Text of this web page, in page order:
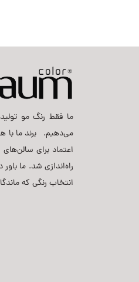
ما فقط رنگ مو تولید
می‌دهیم. برند ما با
اعتماد برای
راه‌اندازی شد. ما
انتخاب رنگی که